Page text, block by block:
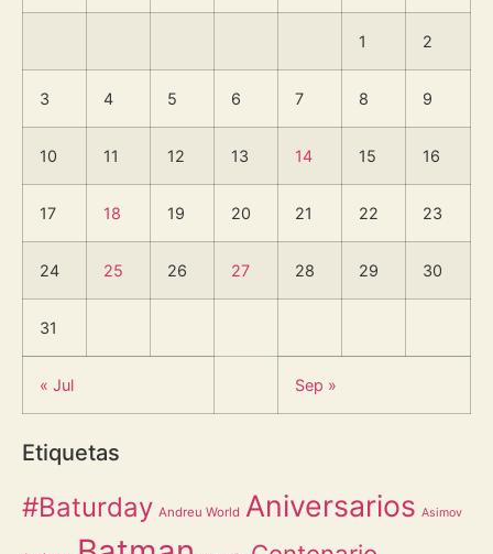
1 2
3 4 5 6 7 8 9
10 11 12 13 14 15 16
17 18 19 20 21 22 23
24 25 26 27 28 29 30
31
« Jul Sep »
Etiquetas
#Baturday Andreu World Aniversarios Asimov